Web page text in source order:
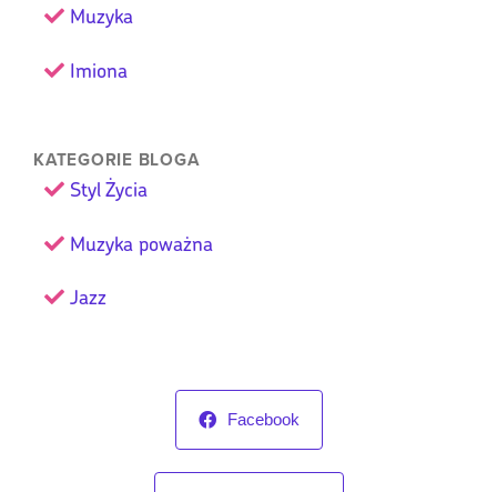
Muzyka
Imiona
KATEGORIE BLOGA
Styl Życia
Muzyka poważna
Jazz
Facebook